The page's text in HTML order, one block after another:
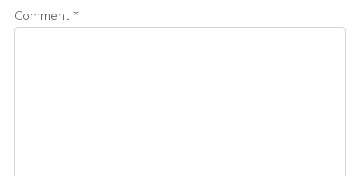
Comment *